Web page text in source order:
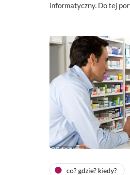
informatyczny. Do tej
co? gdzie? kiedy?